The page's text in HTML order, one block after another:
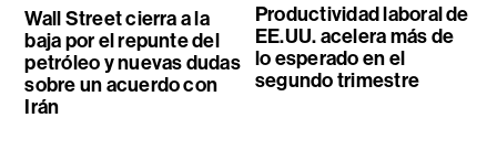
Wall Street cierra a la
baja por el repunte del
petróleo y nuevas dudas
sobre un acuerdo con
Irán
Productividad laboral de
EE.UU. acelera más de
lo esperado en el
segundo trimestre